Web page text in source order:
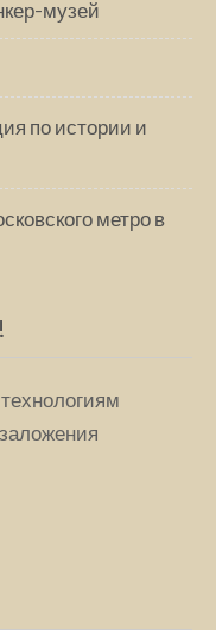
музей
по истории и
метро в